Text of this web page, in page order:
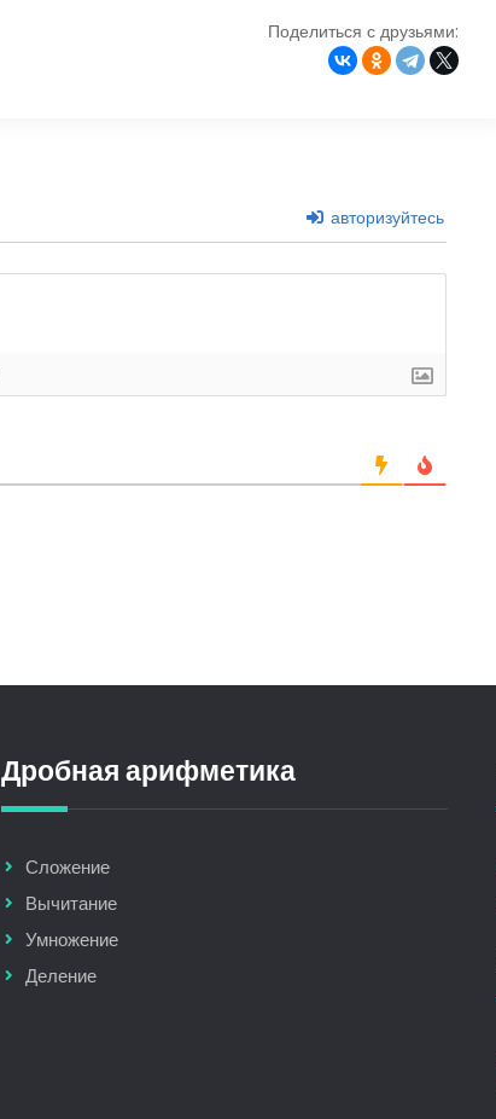
Поделиться с друзьями:
авторизуйтесь
Дробная арифметика
Сложение
Вычитание
Умножение
Деление